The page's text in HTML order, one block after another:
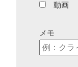
動画
メモ